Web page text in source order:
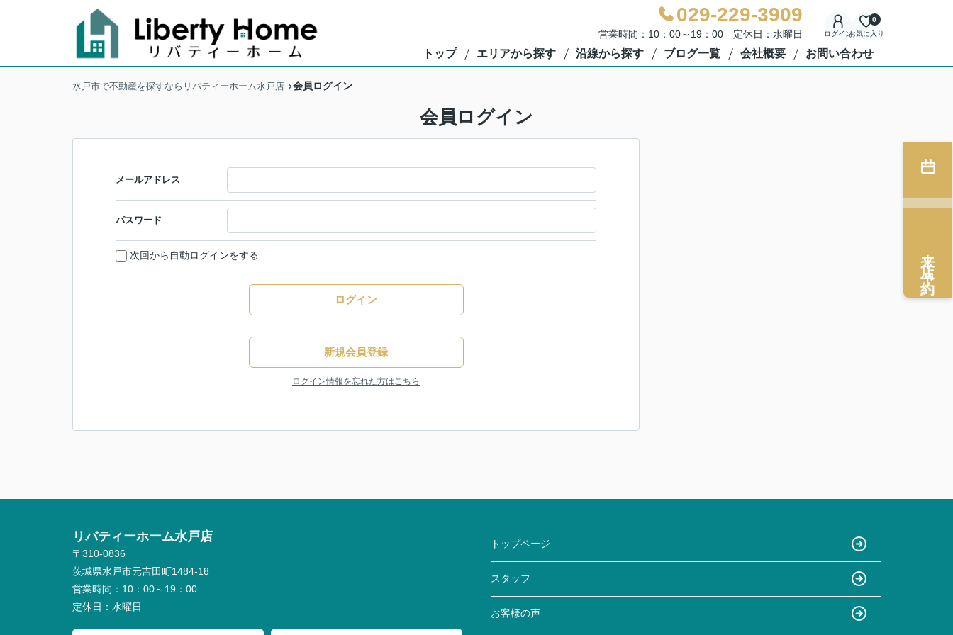
029-229-3909
営業時間：10：00～19：00 定休日：水曜日 ログインお気に入り
0
トップ エリアから探す 沿線から探す ブログ一覧 会社概要 お問い合わせ
水戸市で不動産を探すならリバティーホーム水戸店 会員ログイン
会員ログイン
メールアドレス
パスワード
次回から自動ログインをする
ログイン
新規会員登録
ログイン情報を忘れた方はこちら
来店予約
リバティーホーム水戸店
〒310-0836
茨城県水戸市元吉田町1484-18
営業時間： 10：00～19：00
定休日： 水曜日
トップページ
スタッフ
お客様の声